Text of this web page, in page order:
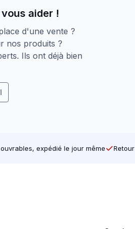
aider !
d'une vente ?
nos produits ?
Ils ont déjà bien
expédié le jour même